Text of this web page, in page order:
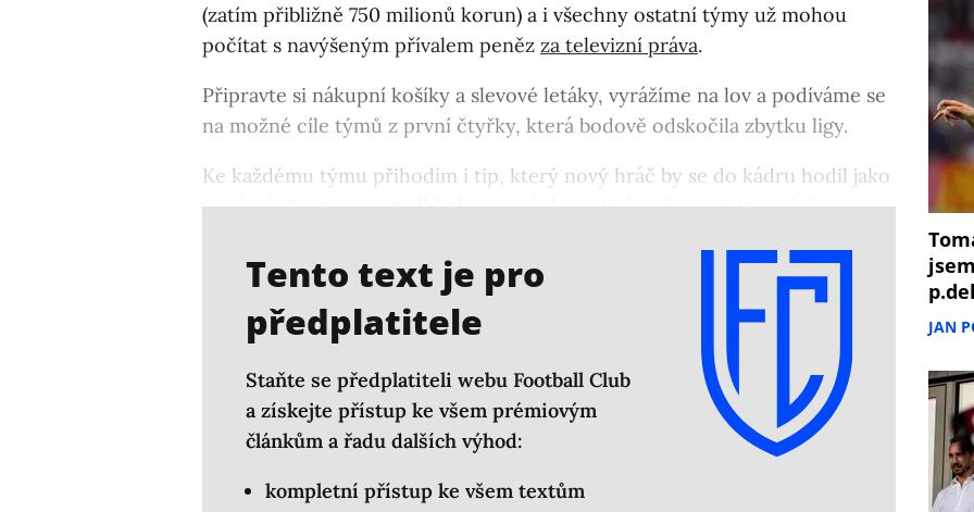
(zatím přibližně 750 milionů korun) a i všechny ostatní týmy už mohou
počítat s navýšeným přívalem peněz za televizní práva.
Připravte si nákupní košíky a slevové letáky, vyrážíme na lov a podíváme se
na možné cíle týmů z první čtyřky, která bodově odskočila zbytku ligy.
Ke každému týmu přihodím i tip, který nový hráč by se do kádru hodil jako
příchod. Berme to s nadhledem, ale kdo ví, třeba už je nějaký z těchto
Tento text je pro
předplatitele
Staňte se předplatiteli webu Football Club
a získejte přístup ke všem prémiovým
článkům a řadu dalších výhod:
kompletní přístup ke všem textům
p.del
JAN